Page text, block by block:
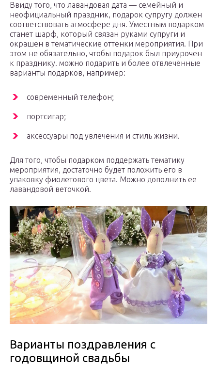
Ввиду того, что лавандовая дата — семейный и
неофициальный праздник, подарок супругу должен
соответствовать атмосфере дня. Уместным подарком
станет шарф, который связан руками супруги и
окрашен в тематические оттенки мероприятия. При
этом не обязательно, чтобы подарок был приурочен
к празднику. можно подарить и более отвлечённые
варианты подарков, например:
современный телефон;
портсигар;
аксессуары под увлечения и стиль жизни.
Для того, чтобы подарком поддержать тематику
мероприятия, достаточно будет положить его в
упаковку фиолетового цвета. Можно дополнить ее
лавандовой веточкой.
Варианты поздравления с
годовщиной свадьбы